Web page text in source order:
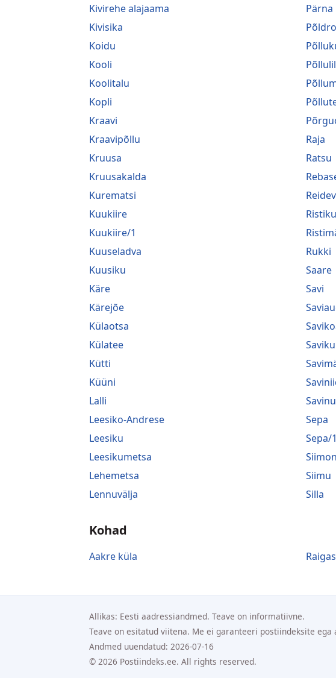
Kivirehe alajaama
Kivisika
Koidu
Kooli
Koolitalu
Kopli
Kraavi
Kraavipõllu
Kruusa
Kruusakalda
Kurematsi
Kuukiire
Kuukiire/1
Kuuseladva
Kuusiku
Käre
Kärejõe
Külaotsa
Külatee
Kütti
Küüni
Lalli
Leesiko-Andrese
Leesiku
Leesikumetsa
Lehemetsa
Lennuvälja
Pärna
Raja
Ratsu
Ristiku
Rukki
Saare
Savi
Saviku
Sepa
Sepa/1
Siimu
Silla
Kohad
Aakre küla
Allikas: Eesti aadressiandmed. Teave on informatiivne.
Teave on esitatud viitena. Me ei garanteeri postiindeksite
Andmed uuendatud: 2026-07-16
© 2026 Postiindeks.ee. All rights reserved.